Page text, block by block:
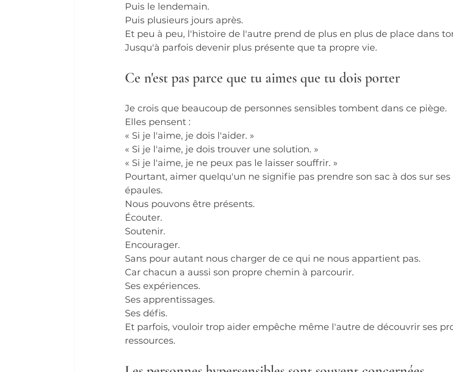
Puis le lendemain.
Puis plusieurs jours après.
Et peu à peu, l'histoire de l'autre prend de plus en plus de place dans
Jusqu'à parfois devenir plus présente que ta propre vie.
Ce n'est pas parce que tu aimes que tu dois porter
Je crois que beaucoup de personnes sensibles tombent dans ce piège.
Elles pensent :
« Si je l'aime, je dois l'aider. »
« Si je l'aime, je dois trouver une solution. »
« Si je l'aime, je ne peux pas le laisser souffrir. »
Pourtant, aimer quelqu'un ne signifie pas prendre son sac à dos sur
épaules.
Nous pouvons être présents.
Écouter.
Soutenir.
Encourager.
Sans pour autant nous charger de ce qui ne nous appartient pas.
Car chacun a aussi son propre chemin à parcourir.
Ses expériences.
Ses apprentissages.
Ses défis.
Et parfois, vouloir trop aider empêche même l'autre de découvrir ses
ressources.